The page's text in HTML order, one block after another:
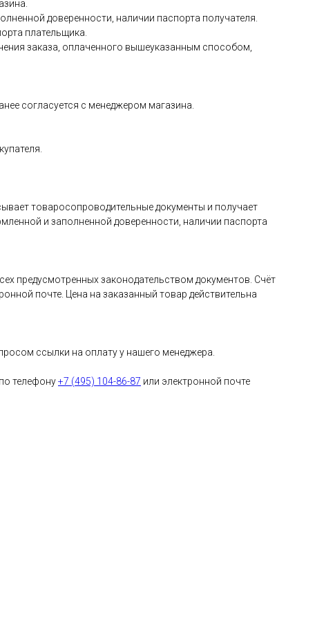
доверенности, наличии паспорта получателя.
плательщика.
заказа, оплаченного вышеуказанным способом,
согласуется с менеджером магазина.
товаросопроводительные документы и получает
и заполненной доверенности, наличии паспорта
предусмотренных законодательством документов. Счёт
почте. Цена на заказанный товар действительна
ссылки на оплату у нашего менеджера.
телефону+7 (495) 104-86-87 или электронной почте